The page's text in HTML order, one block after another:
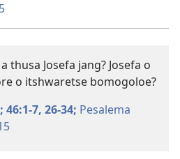
thusa Josefa jang? Josefa o
o itshwaretse bomogoloe?
46:1-7, 26-34; Pesalema